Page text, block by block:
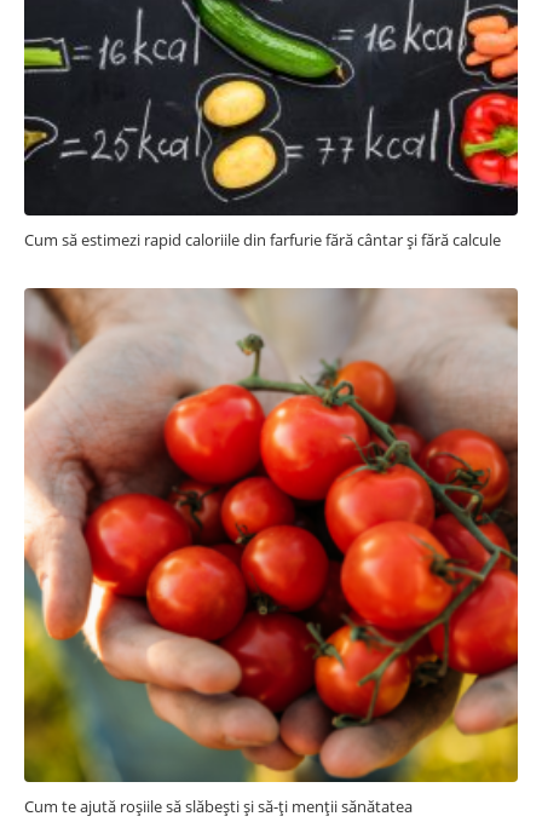
Cum să estimezi rapid caloriile din farfurie fără cântar și fără calcule
Cum te ajută roșiile să slăbești și să-ți menții sănătatea